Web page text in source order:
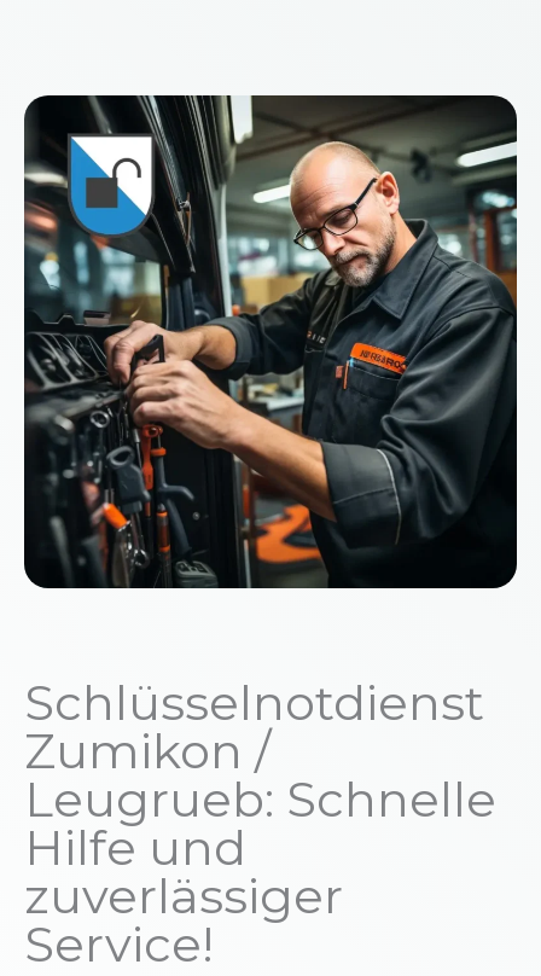
Schlüsselnotdienst
Zumikon /
Leugrueb: Schnelle
Hilfe und
zuverlässiger
Service!